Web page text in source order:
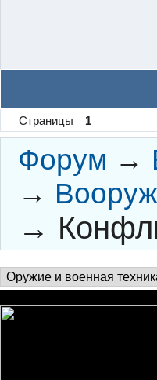
Страницы 1
Форум →
→
→